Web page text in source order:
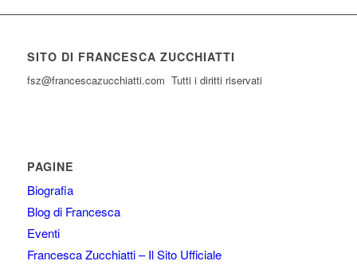
SITO DI FRANCESCA ZUCCHIATTI
fsz@francescazucchiatti.com Tutti i diritti riservati
PAGINE
Biografia
Blog di Francesca
Eventi
Francesca Zucchiatti – Il Sito Ufficiale